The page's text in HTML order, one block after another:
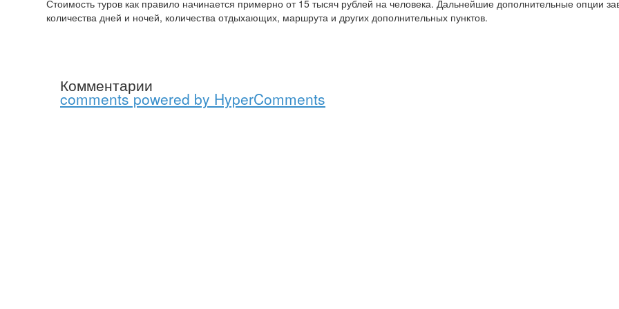
Стоимость туров как правило начинается примерно от 15 тысяч рублей на человека. Дальнейшие дополнительные опции
количества дней и ночей, количества отдыхающих, маршрута и других дополнительных пунктов.
Комментарии
comments powered by HyperComments